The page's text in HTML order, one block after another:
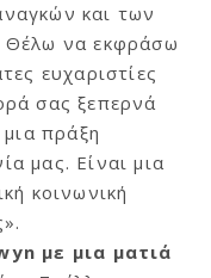
και των
Θέλω να εκφράσω
ευχαριστίες
σας ξεπερνά
μια πράξη
μας. Είναι μια
κοινωνική
με μια ματιά